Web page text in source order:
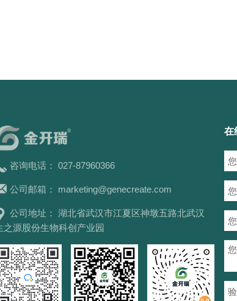
咨询电话： 027-87960366
公司邮箱： marketing@genecreate.com
公司地址： 湖北省武汉市江夏区神墩五路北武汉
之源股份生物科创产业园
在